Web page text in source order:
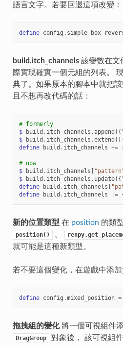
語言文字。若要回退這項改變：
define config .
build.itch_channels該變數在文
際實現確實一個元組的列表。
典了。如果原本的腳本中就把
且不想再改代碼的話：
# formerly
$
build . itch_channels .append ((
$
build . itch_channels .extend
define
build . itch_channels +=
# now
$
build . itch_channels [
$
build . itch_channels . update({
define
build . itch_channels [
define
build . itch_channels |=
新的位置類型 在 position 的類
position() 。
就可能是這種新類型。
若不要這個變化，在遊戲中添加
define config .mixed_position =
拖拽組的變化將一個可視組件
DragGroup
對象後， 該可視組